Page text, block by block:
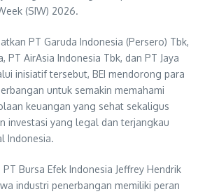
(SIW) 2026.
PT Garuda Indonesia (Persero) Tbk,
PT AirAsia Indonesia Tbk, dan PT Jaya
inisiatif tersebut, BEI mendorong para
untuk semakin memahami
keuangan yang sehat sekaligus
investasi yang legal dan terjangkau
Indonesia.
Bursa Efek Indonesia Jeffrey Hendrik
industri penerbangan memiliki peran